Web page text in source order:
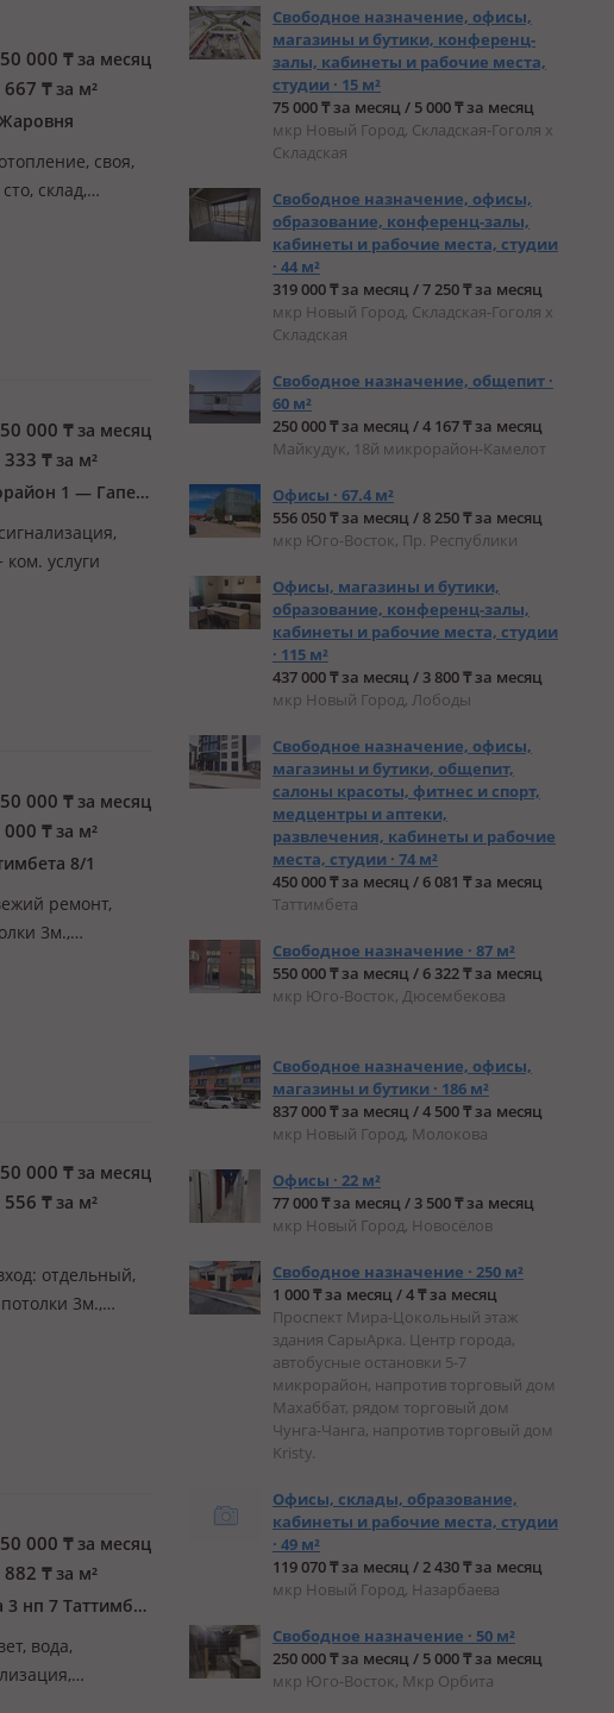
000 ₸ за месяц
667 ₸ за м²
своя,
склад,
000 ₸ за месяц
333 ₸ за м²
Казыбек би р-н, мкр Юго-Восток, Мкр Юго-Восток, 30й микрорайон 1 — Гапеева1
услуги
000 ₸ за месяц
000 ₸ за м²
8/1
ремонт,
3м.,
000 ₸ за месяц
556 ₸ за м²
отдельный,
3м.,
000 ₸ за месяц
882 ₸ за м²
Казыбек би р-н, мкр Юго-Восток, Мкр Юго-Восток, Татимбета 3 нп 7 Таттимбета 3 НП 7 — Проспект Шахтёров, рядом СМ Норма
вода,
Свободное назначение, офисы,
магазины и бутики, конференц-
залы, кабинеты и рабочие места,
студии · 15 м²
75 000 ₸ за месяц / 5 000 ₸ за месяц
мкр Новый Город, Складская-Гоголя х
Складская
Свободное назначение, офисы,
образование, конференц-залы,
кабинеты и рабочие места, студии
· 44 м²
319 000 ₸ за месяц / 7 250 ₸ за месяц
мкр Новый Город, Складская-Гоголя х
Складская
Свободное назначение, общепит ·
60 м²
250 000 ₸ за месяц / 4 167 ₸ за месяц
Майкудук, 18й микрорайон-Камелот
Офисы · 67.4 м²
556 050 ₸ за месяц / 8 250 ₸ за месяц
мкр Юго-Восток, Пр. Республики
Офисы, магазины и бутики,
образование, конференц-залы,
кабинеты и рабочие места, студии
· 115 м²
437 000 ₸ за месяц / 3 800 ₸ за месяц
мкр Новый Город, Лободы
Свободное назначение, офисы,
магазины и бутики, общепит,
салоны красоты, фитнес и спорт,
медцентры и аптеки,
развлечения, кабинеты и рабочие
места, студии · 74 м²
450 000 ₸ за месяц / 6 081 ₸ за месяц
Таттимбета
Свободное назначение · 87 м²
550 000 ₸ за месяц / 6 322 ₸ за месяц
мкр Юго-Восток, Дюсембекова
Свободное назначение, офисы,
магазины и бутики · 186 м²
837 000 ₸ за месяц / 4 500 ₸ за месяц
мкр Новый Город, Молокова
Офисы · 22 м²
77 000 ₸ за месяц / 3 500 ₸ за месяц
мкр Новый Город, Новосёлов
Свободное назначение · 250 м²
1 000 ₸ за месяц / 4 ₸ за месяц
Проспект Мира-Цокольный этаж
здания СарыАрка. Центр города,
автобусные остановки 5-7
микрорайон, напротив торговый дом
Махаббат, рядом торговый дом
Чунга-Чанга, напротив торговый дом
Kristy.
Офисы, склады, образование,
кабинеты и рабочие места, студии
· 49 м²
119 070 ₸ за месяц / 2 430 ₸ за месяц
мкр Новый Город, Назарбаева
Свободное назначение · 50 м²
250 000 ₸ за месяц / 5 000 ₸ за месяц
мкр Юго-Восток, Мкр Орбита